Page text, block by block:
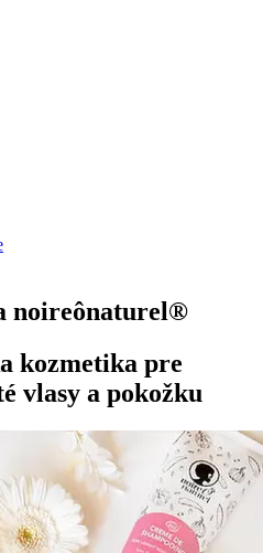
noireônaturel®
kozmetika pre
vlasy a pokožku